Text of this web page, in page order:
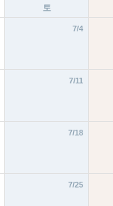
토
7/4
7/11
7/18
7/25